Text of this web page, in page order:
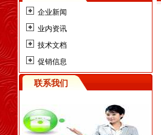
企业新闻
业内资讯
技术文档
促销信息
联系我们